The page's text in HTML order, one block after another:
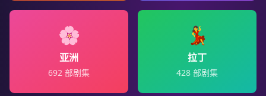
🌸
亚洲
692 部剧集
💃
拉丁
428 部剧集